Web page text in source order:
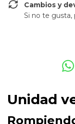
Cambios y
Si no te gusta,
Unidad